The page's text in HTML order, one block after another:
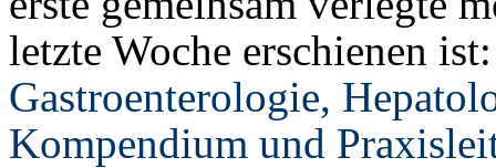
letzte Woche erschienen
Gastroenterologie,
Kompendium und